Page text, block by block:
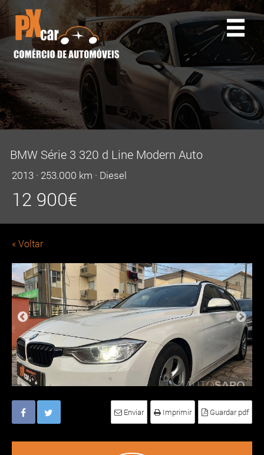
BMW Série 3 320 d Line Modern Auto
2013 · 253.000 km · Diesel
12 900€
« Voltar
Enviar Imprimir Guardar pdf